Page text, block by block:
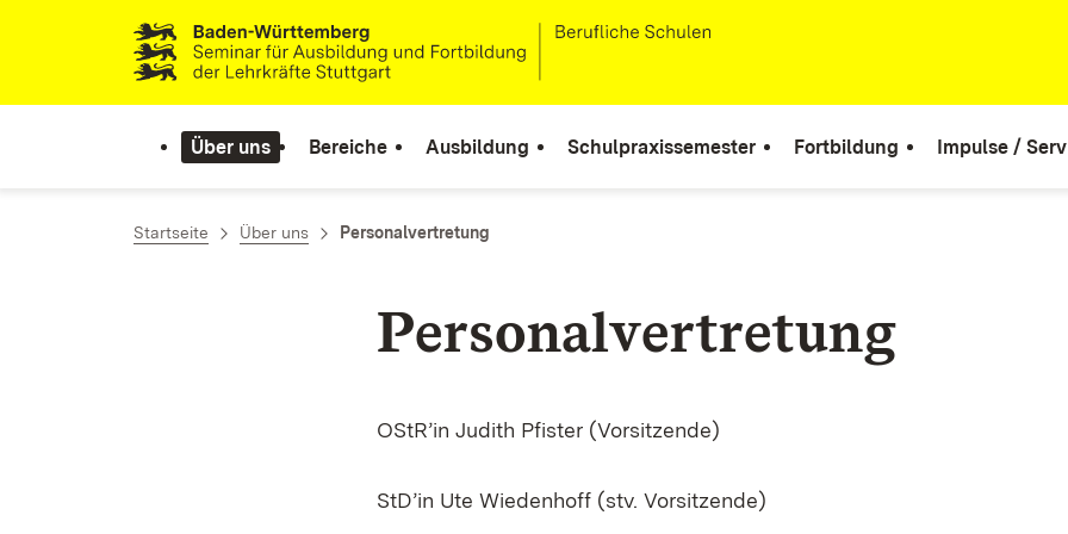
Zum Inhalt springen
Link zur Startseite
Über uns Bereiche Ausbildung Schulpraxissemester Fortbildung Impulse /
Startseite Über uns Personalvertretung
Personalvertretung
OStR’in Judith Pfister (Vorsitzende)
StD’in Ute Wiedenhoff (stv. Vorsitzende)